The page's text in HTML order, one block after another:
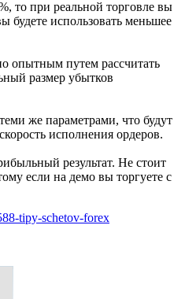
то при реальной торговле вы
будете использовать меньшее
опытным путем рассчитать
размер убытков
же параметрами, что будут
исполнения ордеров.
результат. Не стоит
если на демо вы торгуете с
tipy-schetov-forex